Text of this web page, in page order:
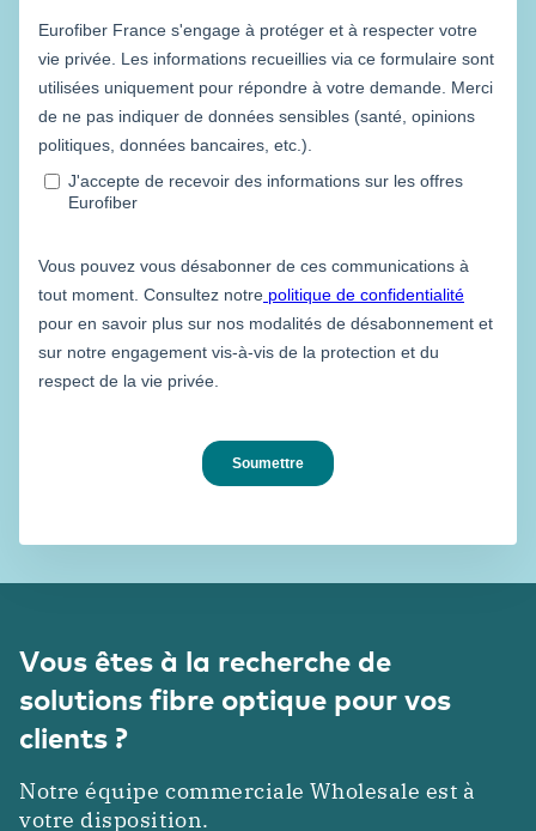
Vous êtes à la recherche de
solutions fibre optique pour vos
clients ?
Notre équipe commerciale Wholesale est à
votre disposition.